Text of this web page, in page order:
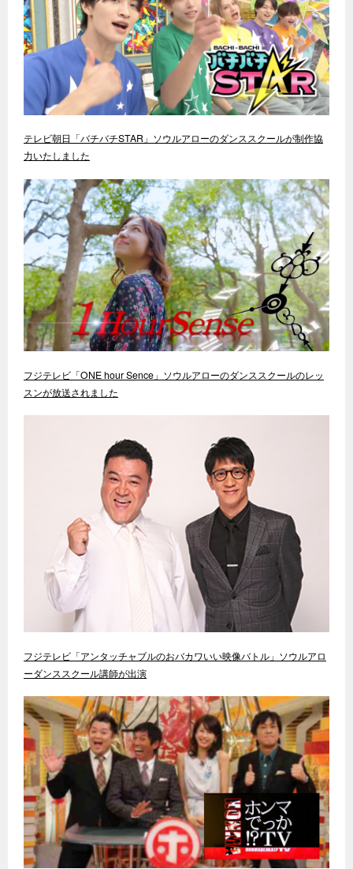
テレビ朝日「バチバチSTAR」ソウルアローのダンススクールが制作協
力いたしました
フジテレビ「ONE hour Sence」ソウルアローのダンススクールのレッ
スンが放送されました
フジテレビ「アンタッチャブルのおバカワいい映像バトル」ソウルアロ
ーダンススクール講師が出演